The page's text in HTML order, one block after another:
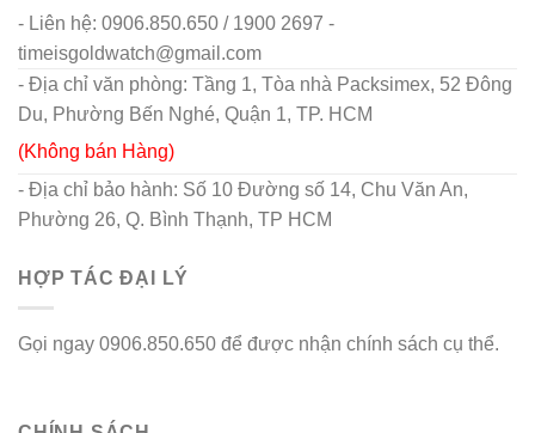
- Liên hệ: 0906.850.650 / 1900 2697 -
timeisgoldwatch@gmail.com
- Địa chỉ văn phòng: Tầng 1, Tòa nhà Packsimex, 52 Đông
Du, Phường Bến Nghé, Quận 1, TP. HCM
(Không bán Hàng)
- Địa chỉ bảo hành: Số 10 Đường số 14, Chu Văn An,
Phường 26, Q. Bình Thạnh, TP HCM
HỢP TÁC ĐẠI LÝ
Gọi ngay 0906.850.650 để được nhận chính sách cụ thể.